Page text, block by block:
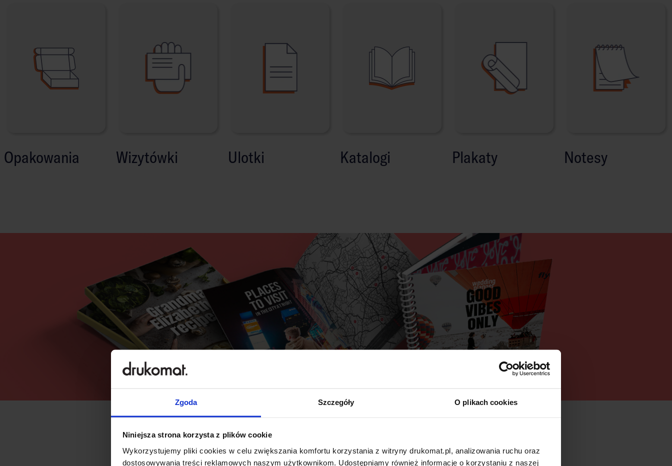
Zgoda Szczegóły O plikach cookies
Niniejsza strona korzysta z plików cookie
Wykorzystujemy pliki cookies w celu zwiększania komfortu korzystania z witryny drukomat.pl, analizowania ruchu oraz
dostosowywania treści reklamowych naszym użytkownikom. Udostępniamy również informacje o korzystaniu z naszej
Opakowania Wizytówki Ulotki Katalogi Plakaty Notesy